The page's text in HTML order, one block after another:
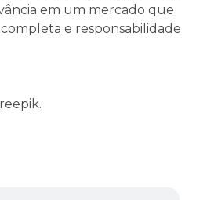
em um mercado que
e responsabilidade